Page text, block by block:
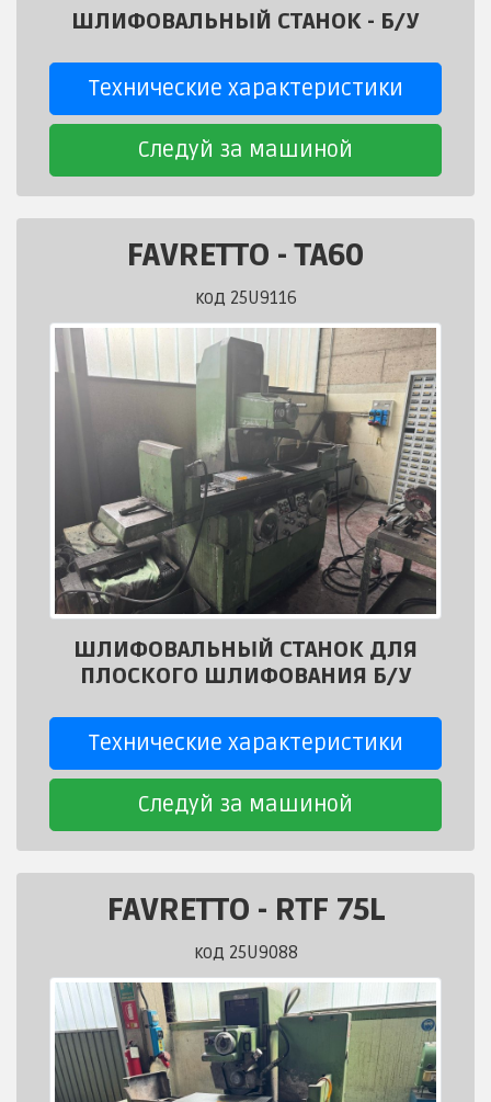
ШЛИФОВАЛЬНЫЙ СТАНОК - Б/У
Технические характеристики
Следуй за машиной
FAVRETTO -TA60
код 25U9116
ШЛИФОВАЛЬНЫЙ СТАНОК ДЛЯ
ПЛОСКОГО ШЛИФОВАНИЯ Б/У
Технические характеристики
Следуй за машиной
FAVRETTO - RTF 75L
код 25U9088